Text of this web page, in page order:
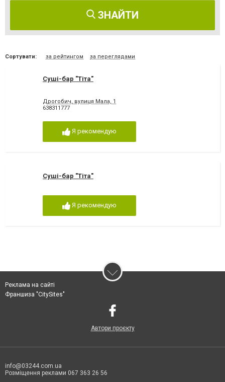
ЗНАЙТИ
Сортувати: за рейтингом за переглядами
Суші-бар "Тіта"
Дрогобич, вулиця Мала, 1
638311777
Я рекомендую
Суші-бар "Тіта"
Я рекомендую
Реклама на сайті
Франшиза "CitySites"
Автори проєкту
info@03244.com.ua
Розміщення реклами 067 363 26 56